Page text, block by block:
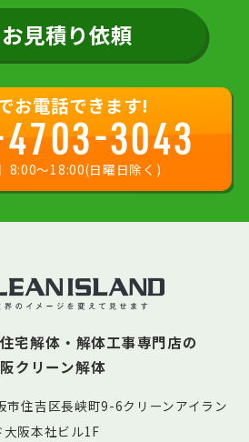
見積り依頼
お電話できます!
3043
8:00〜18:00(日曜日除く)
宅解体・解体工事専門店の
クリーン解体
住吉区長峡町9-6クリーンアイラン
大阪本社ビル1F